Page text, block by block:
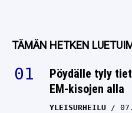
TÄMÄN HETKEN
Pöydälle tyly
EM-kisojen alla
YLEISURHEILU